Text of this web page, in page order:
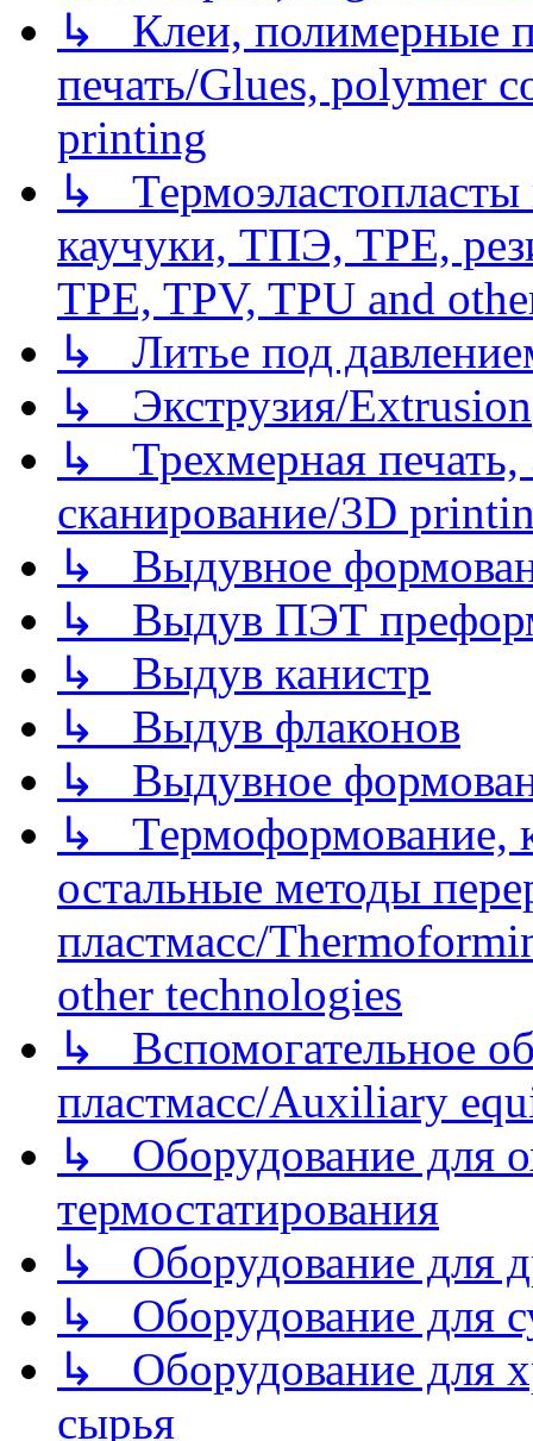
↳ Клеи, полимерные
печать/Glues, polymer
printing
↳
каучуки, ТПЭ, TPE,
TPE, TPV, TPU and
↳ Литье под
↳ Экструзия/Extrusion
↳ Трехмерная
сканирование/3D
↳ Выдувное
↳ Выдув ПЭТ
↳ Выдув канистр
↳ Выдув флаконов
↳ Выдувное
↳ Термоформование,
остальные методы
пластмасс/
other technologies
↳ Вспомогательное
пластмасс/Auxiliary
↳ Оборудование для
термостатирования
↳ Оборудование для
↳ Оборудование для
↳ Оборудование для
сырья